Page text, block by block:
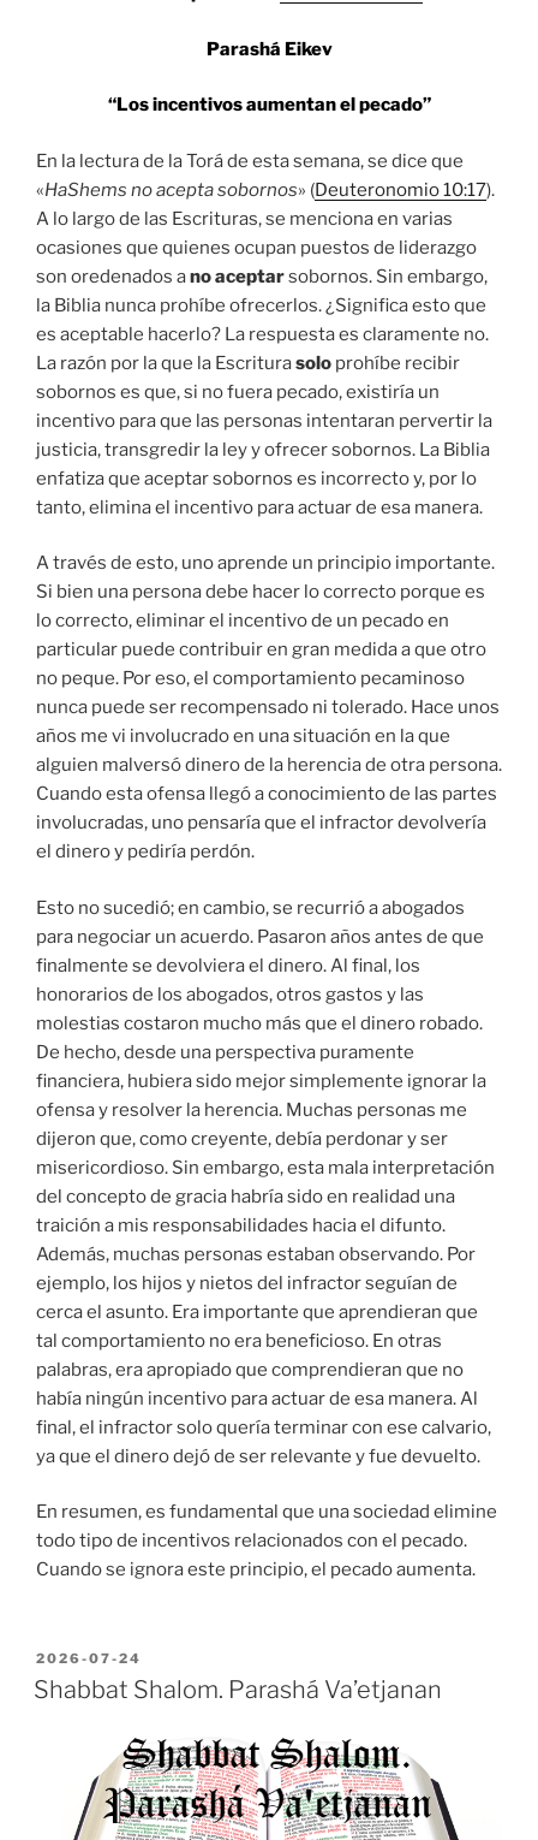
Parashá Eikev
“Los incentivos aumentan el pecado”
En la lectura de la Torá de esta semana, se dice que
«HaShems no acepta sobornos» (Deuteronomio 10:17).
A lo largo de las Escrituras, se menciona en varias
ocasiones que quienes ocupan puestos de liderazgo
son oredenados anoaceptarsobornos. Sin embargo,
la Biblia nunca prohíbe ofrecerlos. ¿Significa esto que
es aceptable hacerlo? La respuesta es claramente no.
La razón por la que la Escriturasolo prohíbe recibir
sobornos es que, si no fuera pecado, existiría un
incentivo para que las personas intentaran pervertir la
justicia, transgredir la ley y ofrecer sobornos. La Biblia
enfatiza que aceptar sobornos es incorrecto y, por lo
tanto, elimina el incentivo para actuar de esa manera.
A través de esto, uno aprende un principio importante.
Si bien una persona debe hacer lo correcto porque es
lo correcto, eliminar el incentivo de un pecado en
particular puede contribuir en gran medida a que otro
no peque. Por eso, el comportamiento pecaminoso
nunca puede ser recompensado ni tolerado. Hace unos
años me vi involucrado en una situación en la que
alguien malversó dinero de la herencia de otra persona.
Cuando esta ofensa llegó a conocimiento de las partes
involucradas, uno pensaría que el infractor devolvería
el dinero y pediría perdón.
Esto no sucedió; en cambio, se recurrió a abogados
para negociar un acuerdo. Pasaron años antes de que
finalmente se devolviera el dinero. Al final, los
honorarios de los abogados, otros gastos y las
molestias costaron mucho más que el dinero robado.
De hecho, desde una perspectiva puramente
financiera, hubiera sido mejor simplemente ignorar la
ofensa y resolver la herencia. Muchas personas me
dijeron que, como creyente, debía perdonar y ser
misericordioso. Sin embargo, esta mala interpretación
del concepto de gracia habría sido en realidad una
traición a mis responsabilidades hacia el difunto.
Además, muchas personas estaban observando. Por
ejemplo, los hijos y nietos del infractor seguían de
cerca el asunto. Era importante que aprendieran que
tal comportamiento no era beneficioso. En otras
palabras, era apropiado que comprendieran que no
había ningún incentivo para actuar de esa manera. Al
final, el infractor solo quería terminar con ese calvario,
ya que el dinero dejó de ser relevante y fue devuelto.
En resumen, es fundamental que una sociedad elimine
todo tipo de incentivos relacionados con el pecado.
Cuando se ignora este principio, el pecado aumenta.
POSTED
ON
2026-07-24
Shabbat Shalom. Parashá Va’etjanan